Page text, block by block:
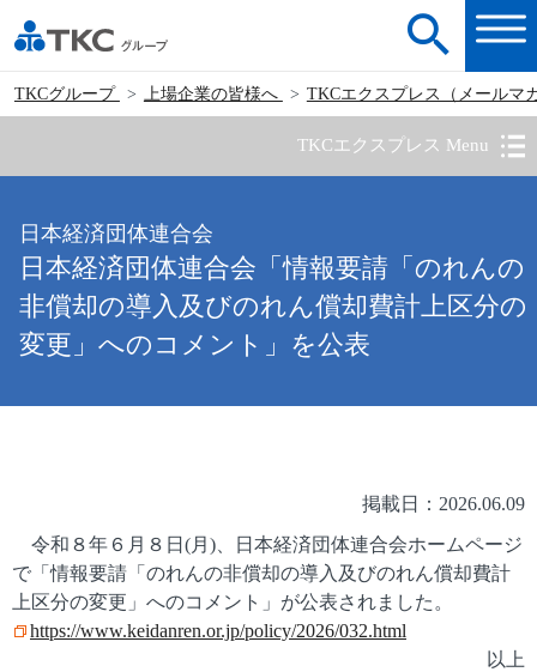
TKCグループ 上場企業の皆様へ TKCエクスプレス（メールマ
TKCエクスプレス Menu
日本経済団体連合会
日本経済団体連合会「情報要請「のれんの
非償却の導入及びのれん償却費計上区分の
変更」へのコメント」を公表
掲載日：2026.06.09
令和８年６月８日(月)、日本経済団体連合会ホームページ
で「情報要請「のれんの非償却の導入及びのれん償却費計
上区分の変更」へのコメント」が公表されました。
https://www.keidanren.or.jp/policy/2026/032.html
以上